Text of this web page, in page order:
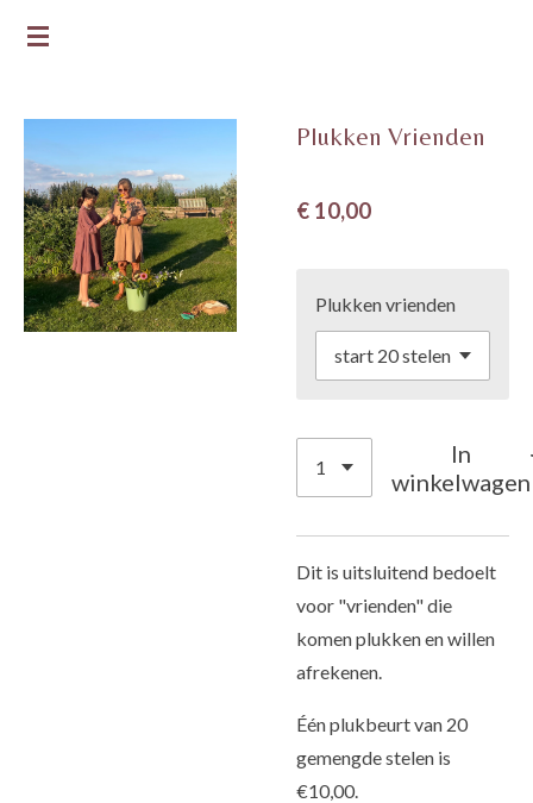
Ga
hoofdinhoud
Plukken Vrienden
€ 10,00
Plukken vrienden
In
winkelwagen
Dit is uitsluitend bedoelt
voor "vrienden" die
komen plukken en willen
afrekenen.
Één plukbeurt van 20
gemengde stelen is
€10,00.